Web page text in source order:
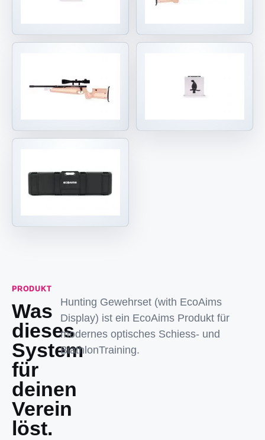
PRODUKT
Was
dieses
System
für
deinen
Verein
löst.
Hunting Gewehrset (with EcoAims
Display) ist ein EcoAims Produkt für
modernes optisches Schiess- und
BiathlonTraining.